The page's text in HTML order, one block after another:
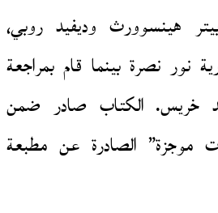
هينسوورث وديفيد روبي،
نور نصرة بينما قام بمراجعة
خريس. الكتاب صادر ضمن
موجزة” الصادرة عن مطبعة